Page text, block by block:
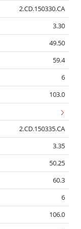
2.CD.150330.CA
3.30
49.50
59.4
6
103.0
2.CD.150335.CA
3.35
50.25
60.3
6
106.0